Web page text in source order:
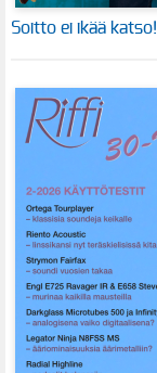
Soitto ei ikää katso!